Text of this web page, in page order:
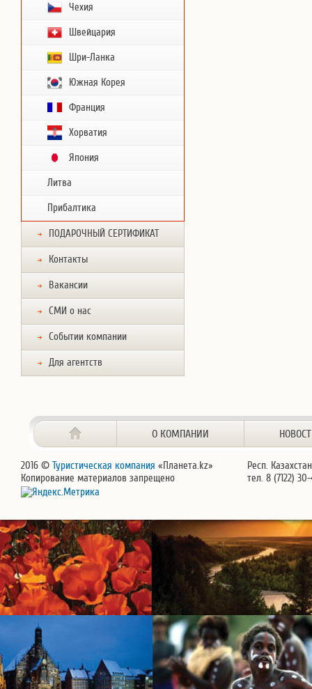
Чехия
Швейцария
Шри-Ланка
Южная Корея
Франция
Хорватия
Япония
Литва
Прибалтика
ПОДАРОЧНЫЙ СЕРТИФИКАТ
Контакты
Вакансии
СМИ о нас
Событии компании
Для агентств
О КОМПАНИИ
2016 © Туристическая компания «Планета.kz»
Копирование материалов запрещено
Респ.
тел. 8 (7122)